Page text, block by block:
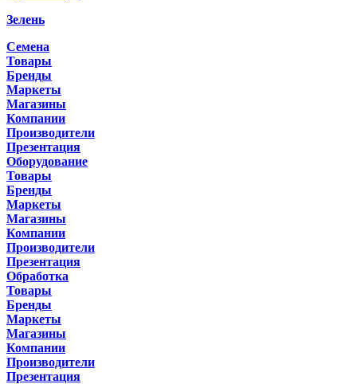
Зелень
Семена
Товары
Бренды
Маркеты
Магазины
Компании
Производители
Презентация
Оборудование
Товары
Бренды
Маркеты
Магазины
Компании
Производители
Презентация
Обработка
Товары
Бренды
Маркеты
Магазины
Компании
Производители
Презентация